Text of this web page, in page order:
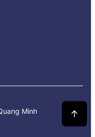
Minh